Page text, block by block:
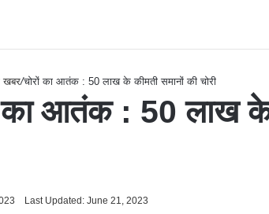
खबर/चोरों का आतंक : 50 लाख के कीमती समानों की चोरी
का आतंक : 50 लाख के
Last Updated: June 21, 2023